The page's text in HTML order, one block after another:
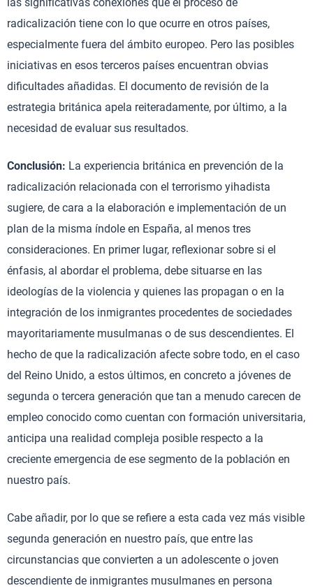
radicalización tiene con lo que ocurre en otros países,
especialmente fuera del ámbito europeo. Pero las posibles
iniciativas en esos terceros países encuentran obvias
dificultades añadidas. El documento de revisión de la
estrategia británica apela reiteradamente, por último, a la
necesidad de evaluar sus resultados.
Conclusión: La experiencia británica en prevención de la
radicalización relacionada con el terrorismo yihadista
sugiere, de cara a la elaboración e implementación de un
plan de la misma índole en España, al menos tres
consideraciones. En primer lugar, reflexionar sobre si el
énfasis, al abordar el problema, debe situarse en las
ideologías de la violencia y quienes las propagan o en la
integración de los inmigrantes procedentes de sociedades
mayoritariamente musulmanas o de sus descendientes. El
hecho de que la radicalización afecte sobre todo, en el caso
del Reino Unido, a estos últimos, en concreto a jóvenes de
segunda o tercera generación que tan a menudo carecen de
empleo conocido como cuentan con formación universitaria,
anticipa una realidad compleja posible respecto a la
creciente emergencia de ese segmento de la población en
nuestro país.
Cabe añadir, por lo que se refiere a esta cada vez más visible
segunda generación en nuestro país, que entre las
circunstancias que convierten a un adolescente o joven
descendiente de inmigrantes musulmanes en persona